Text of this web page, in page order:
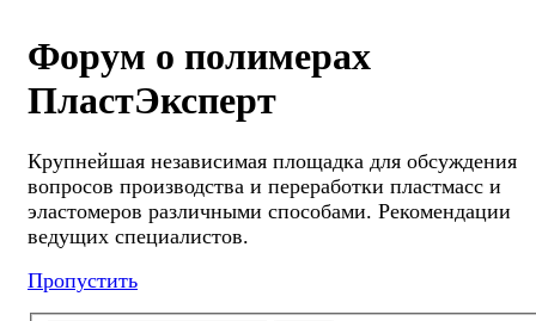
Форум о полимерах
ПластЭксперт
Крупнейшая независимая площадка для обсуждения
вопросов производства и переработки пластмасс и
эластомеров различными способами. Рекомендации
ведущих специалистов.
Пропустить